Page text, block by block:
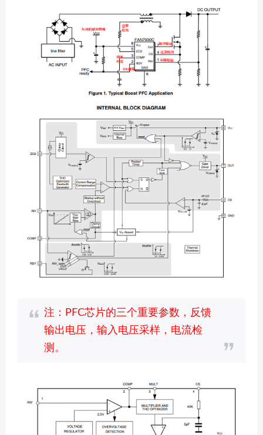
注：PFC芯片的三个重要参数，反馈
输出电压，输入电压采样，电流检
测。